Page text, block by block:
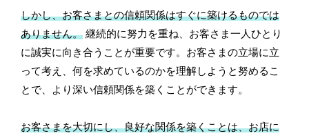
しかし、お客さまとの信頼関係はすぐに築けるものでは
ありません。 継続的に努力を重ね、お客さま一人ひとり
に誠実に向き合うことが重要です。お客さまの立場に立
って考え、何を求めているのかを理解しようと努めるこ
とで、より深い信頼関係を築くことができます。
お客さまを大切にし、良好な関係を築くことは、お店に